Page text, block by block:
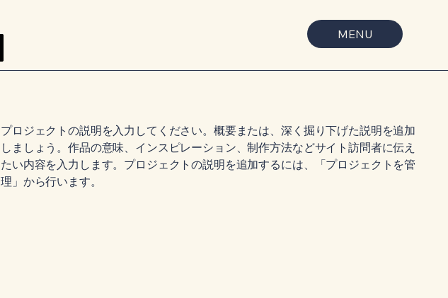
MENU
プロジェクトの説明を入力してください。概要または、深く掘り下げた説明を追加
しましょう。作品の意味、インスピレーション、制作方法などサイト訪問者に伝え
たい内容を入力します。プロジェクトの説明を追加するには、「プロジェクトを管
理」から行います。